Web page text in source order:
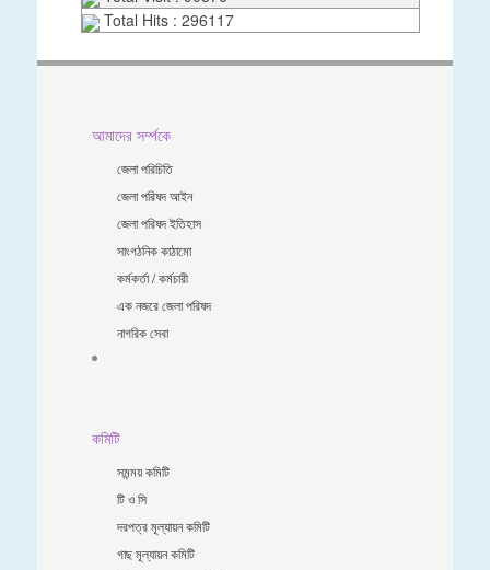
Total Hits : 296117
আমাদের সর্ম্পকে
জেলা পরিচিতি
জেলা পরিষদ আইন
জেলা পরিষদ ইতিহাস
সাংগঠনিক কাঠামো
কর্মকর্তা / কর্মচারী
এক নজরে জেলা পরিষদ
নাগরিক সেবা
কমিটি
সমন্ময় কমিটি
টি ও সি
দরপত্র মূল্যায়ন কমিটি
গাছ মূল্যায়ন কমিটি